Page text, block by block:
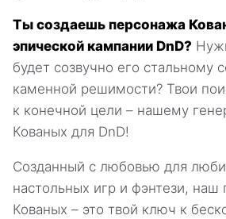
Ты создаешь персонажа
эпической кампании DnD?
будет созвучно его стальному
каменной решимости? Твои
к конечной цели – нашему
Кованых для DnD!
Созданный с любовью для
настольных игр и фэнтези, наш
Кованых – это твой ключ к